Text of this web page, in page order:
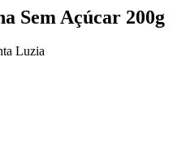
Sem Açúcar 200g
Luzia